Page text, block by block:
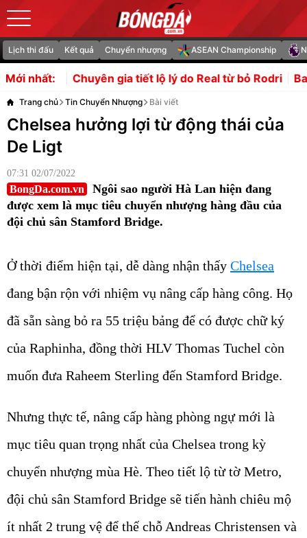
Lịch thi đấu Kết quả Chuyển nhượng ASEAN Championship
Mới nhất:
gia tiết lộ lý do Real từ bỏ Rodri Barca lập danh
Trang chủ Tin Chuyển Nhượng Bài viết
Chelsea hưởng lợi từ động thái của
De Ligt
07:31 02/07/2022
BongDa.com.vn
Ngôi sao người Hà Lan hiện đang
được xem là mục tiêu chuyển nhượng hàng đầu của
đội chủ sân Stamford Bridge.
Ở thời điểm hiện tại, dễ dàng nhận thấy Chelsea
đang bận rộn với nhiệm vụ nâng cấp hàng công. Họ
đã sẵn sàng bỏ ra 55 triệu bảng để có được chữ ký
của Raphinha, đồng thời HLV Thomas Tuchel còn
muốn đưa Raheem Sterling đến Stamford Bridge.
Nhưng thực tế, nâng cấp hàng phòng ngự mới là
mục tiêu quan trọng nhất của Chelsea trong kỳ
chuyển nhượng mùa Hè. Theo tiết lộ từ tờ Metro,
đội chủ sân Stamford Bridge sẽ tiến hành chiêu mộ
ít nhất 2 trung vệ để thế chỗ Andreas Christensen và